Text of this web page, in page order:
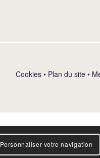
Cookies • Plan du site •
Personnaliser votre navigation